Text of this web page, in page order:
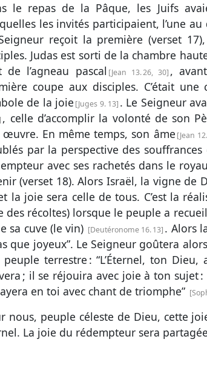
le repas de la Pâque, les Juifs
les invités participaient, l’une
reçoit la première (verset 17
Judas est sorti de la chambre
de l’agneau pascal Jean 13. 26, 30 ,
coupe aux disciples. C’était
de la joie Juges 9. 13 . Le Seigneur
, celle d’accomplir la volonté de son
œuvre. En même temps, son âme Jean
par la perspective des
avec ses rachetés dans le
(verset 18). Alors Israël, la vigne de
la joie sera celle de tous. C’est la
des récoltes) lorsque le peuple a
sa cuve (le vin)
Deutéronome 16. 13 . Alors
que joyeux”. Le Seigneur goûtera
peuple terrestre : “L’Éternel, ton
; il se réjouira avec joie à ton sujet
en toi avec chant de triomphe”
nous, peuple céleste de Dieu, cette
La joie du rédempteur sera